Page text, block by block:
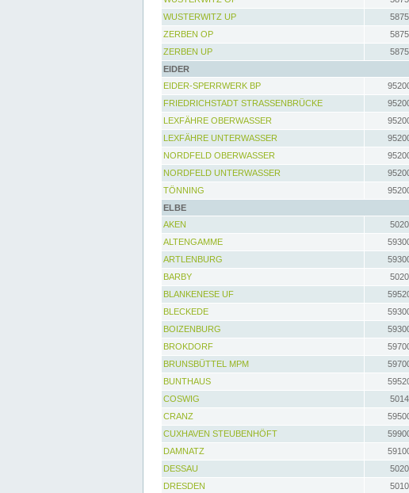
WUSTERWITZ UP
ZERBEN OP
ZERBEN UP
EIDER
EIDER-SPERRWERK BP
FRIEDRICHSTADT STRASSENBRÜCKE
LEXFÄHRE OBERWASSER
LEXFÄHRE UNTERWASSER
NORDFELD OBERWASSER
NORDFELD UNTERWASSER
TÖNNING
ELBE
AKEN
ALTENGAMME
ARTLENBURG
BARBY
BLANKENESE UF
BLECKEDE
BOIZENBURG
BROKDORF
BRUNSBÜTTEL MPM
BUNTHAUS
COSWIG
CRANZ
CUXHAVEN STEUBENHÖFT
DAMNATZ
DESSAU
DRESDEN